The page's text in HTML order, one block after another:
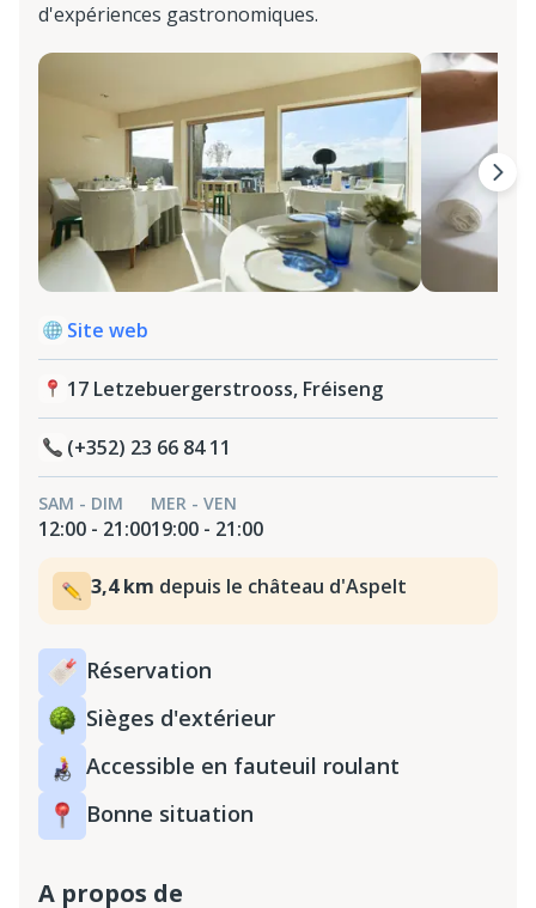
d'expériences gastronomiques.
Site web
17 Letzebuergerstrooss, Fréiseng
(+352) 23 66 84 11
SAM - DIM
12:00 - 21:00
MER - VEN
19:00 - 21:00
3,4 km depuis le château d'Aspelt
Réservation
Sièges d'extérieur
Accessible en fauteuil roulant
Bonne situation
A propos de